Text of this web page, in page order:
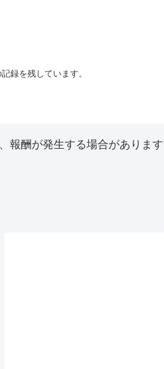
録を残しています。
酬が発生する場合があります